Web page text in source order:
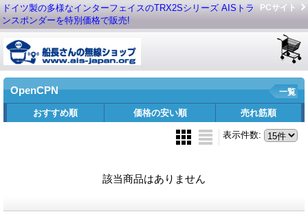
ドイツ製の多様なインターフェイスのTRX2Sシリーズ AISトラ
ンスポンダーを特別価格で販売!
PCサイト
OpenCPN 一覧
おすすめ順 価格の安い順 売れ筋順
表示件数:
該当商品はありません